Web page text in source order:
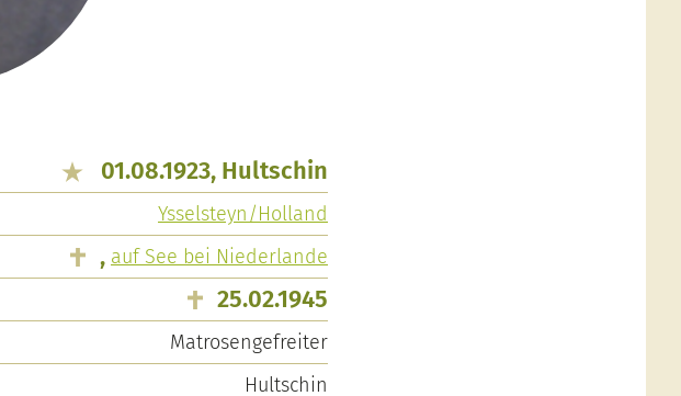
01.08.1923, Hultschin
Ysselsteyn/Holland
, auf See bei Niederlande
25.02.1945
Matrosengefreiter
Hultschin